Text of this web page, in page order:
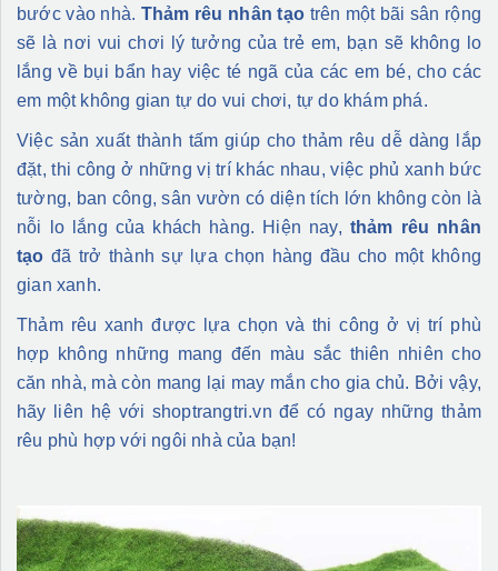
bước vào nhà. Thảm rêu nhân tạo trên một bãi sân rộng
sẽ là nơi vui chơi lý tưởng của trẻ em, bạn sẽ không lo
lắng về bụi bẩn hay việc té ngã của các em bé, cho các
em một không gian tự do vui chơi, tự do khám phá.
Việc sản xuất thành tấm giúp cho thảm rêu dễ dàng lắp
đặt, thi công ở những vị trí khác nhau, việc phủ xanh bức
tường, ban công, sân vườn có diện tích lớn không còn là
nỗi lo lắng của khách hàng. Hiện nay, thảm rêu nhân
tạo đã trở thành sự lựa chọn hàng đầu cho một không
gian xanh.
Thảm rêu xanh được lựa chọn và thi công ở vị trí phù
hợp không những mang đến màu sắc thiên nhiên cho
căn nhà, mà còn mang lại may mắn cho gia chủ. Bởi vậy,
hãy liên hệ với shoptrangtri.vn để có ngay những thảm
rêu phù hợp với ngôi nhà của bạn!